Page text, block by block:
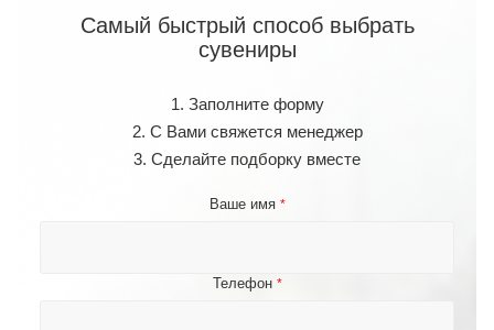
Самый быстрый способ выбрать
сувениры
1. Заполните форму
2. С Вами свяжется менеджер
3. Сделайте подборку вместе
Ваше имя *
Телефон *